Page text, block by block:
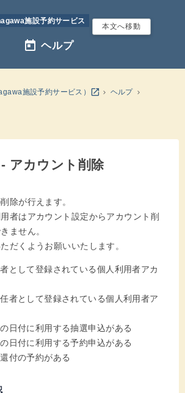
施設予約サービス
本文へ移動
today ヘルプ
施設予約サービス） open_in_new ヘルプ
アカウント削除
除が行えます。
者はアカウント設定からアカウント削
ません。
だくようお願いいたします。
として登録されている個人利用者アカ
者として登録されている個人利用者ア
日付に利用する抽選申込がある
日付に利用する予約申込がある
付の予約がある